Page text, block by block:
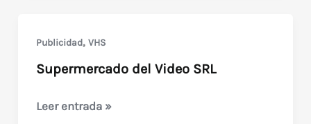
Publicidad, VHS
Supermercado del Video SRL
Supermercado
Leer entrada »